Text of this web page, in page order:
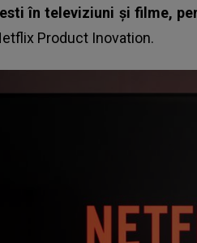
în televiziuni și filme,
Product Inovation.